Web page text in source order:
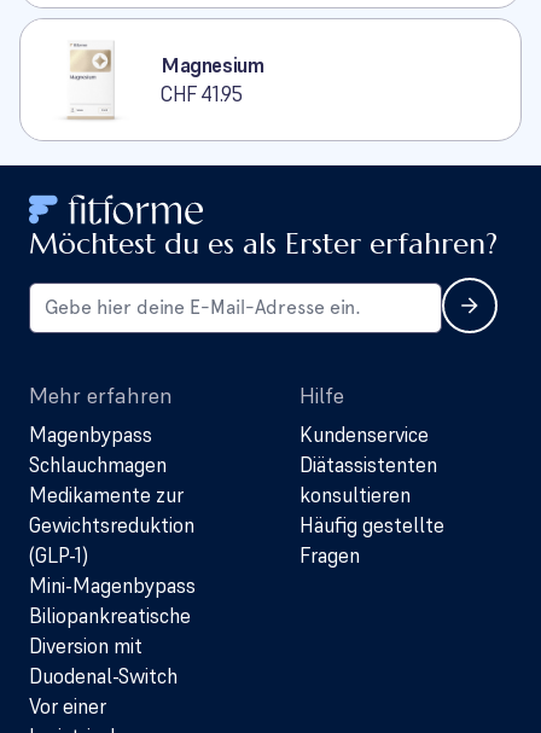
Magnesium
CHF 41.95
Möchtest du es als Erster erfahren?
Mehr erfahren
Magenbypass
Schlauchmagen
Medikamente zur
Gewichtsreduktion
(GLP-1)
Mini-Magenbypass
Biliopankreatische
Diversion mit
Duodenal-Switch
Vor einer
Hilfe
Kundenservice
Diätassistenten
konsultieren
Häufig gestellte
Fragen